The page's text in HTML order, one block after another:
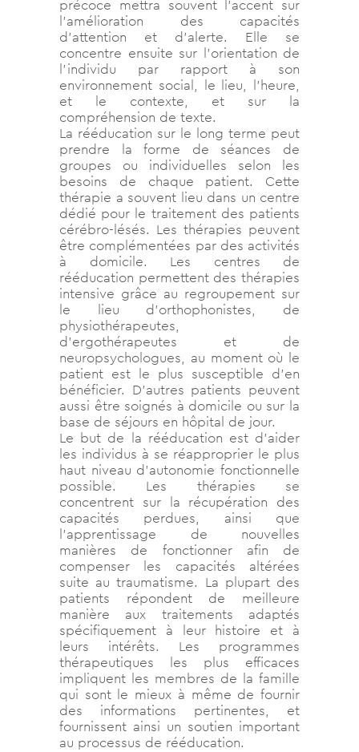
précoce mettra souvent l’accent sur
l’amélioration des capacités
d’attention et d’alerte. Elle se
concentre ensuite sur l’orientation de
l’individu par rapport à son
environnement social, le lieu, l’heure,
et le contexte, et sur la
compréhension de texte.
La rééducation sur le long terme peut
prendre la forme de séances de
groupes ou individuelles selon les
besoins de chaque patient. Cette
thérapie a souvent lieu dans un centre
dédié pour le traitement des patients
cérébro-lésés. Les thérapies peuvent
être complémentées par des activités
à domicile. Les centres de
rééducation permettent des thérapies
intensive grâce au regroupement sur
le lieu d’orthophonistes, de
physiothérapeutes,
d’ergothérapeutes et de
neuropsychologues, au moment où le
patient est le plus susceptible d’en
bénéficier. D’autres patients peuvent
aussi être soignés à domicile ou sur la
base de séjours en hôpital de jour.
Le but de la rééducation est d’aider
les individus à se réapproprier le plus
haut niveau d’autonomie fonctionnelle
possible. Les thérapies se
concentrent sur la récupération des
capacités perdues, ainsi que
l’apprentissage de nouvelles
manières de fonctionner afin de
compenser les capacités altérées
suite au traumatisme. La plupart des
patients répondent de meilleure
manière aux traitements adaptés
spécifiquement à leur histoire et à
leurs intérêts. Les programmes
thérapeutiques les plus efficaces
impliquent les membres de la famille
qui sont le mieux à même de fournir
des informations pertinentes, et
fournissent ainsi un soutien important
au processus de rééducation.